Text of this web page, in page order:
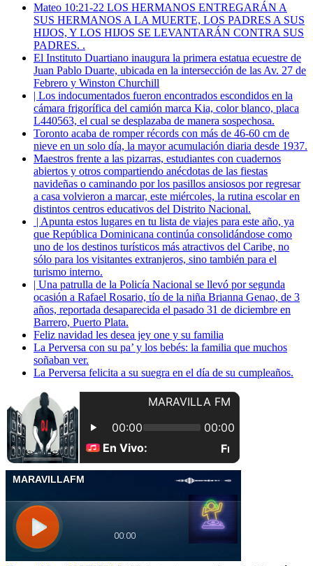
Mateo 10:21-22 LOS HERMANOS ENTREGARÁN A
SUS HERMANOS A LA MUERTE, LOS PADRES A SUS
HIJOS, Y LOS HIJOS SE LEVANTARÁN CONTRA SUS
PADRES. .
El Instituto Duartiano inaugura la primera estatua ecuestre de
Juan Pablo Duarte, ubicada en la intersección de las Av. 27 de
Febrero y Winston Churchill
| Los indocumentados fueron encontrados escondidos en la
cámara frigorífica del camión marca Kia, color blanco, placa
L440563, el cual se desplazaba de manera sospechosa.
Toronto acaba de romper récords con más de 46-60 cm de
nieve en un solo día, la mayor acumulación diaria desde 1937.
Maestros frente a las pizarras, estudiantes con cuadernos
abiertos y otros compartiendo anécdotas de las fiestas
navideñas o caminando por los pasillos ansiosos por regresar
a casa volvieron a marcar, este miércoles, la rutina escolar en
distintos centros educativos del Distrito Nacional.
| Apunta estos lugares en tu lista de viajes para este año, ya
que República Dominicana continúa consolidándose como
uno de los destinos turísticos más atractivos del Caribe, no
sólo para los visitantes extranjeros, sino también para el
turismo interno.
| Una patrulla de la Policía Nacional se llevó por segunda
ocasión a Rafael Rosario, tío de la niña Brianna Genao, de 3
años, reportada desaparecida el pasado 31 de diciembre en
Barrero, Puerto Plata.
Feliz navidad les desea jey one y su familia
La Perversa con su pa’ y los bebés: la familia que muchos
soñaban ver.
La Perversa felicita a su suegra en el día de su cumpleaños.